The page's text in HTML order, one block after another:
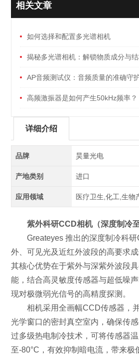
相关文章
如何选择和配置多光谱相机
揭秘多光谱相机：解锁物质成分与
工业检测的新篇章
AP音频测试仪：音频质量的准确守
高频激振器是如何产生50kHz频率？
详细介绍
品牌 昊量光电
产地类别 进口
应用领域 医疗卫生,化工,生物
紫外科研CCD相机（深度制冷至
Greateyes 推出的深度制冷科研
外、可见光及近红外波段的高要求成
其核心优势在于紫外与深紫外波段
能，结合高灵敏度传感器与超低噪
现对极微弱光信号的高精度探测。
相机采用全画幅CCD传感器，并
光学窗口的密封真空室内，确保传
过多级热电制冷技术，可将传感器
至-80°C，有效抑制暗电流，带来极